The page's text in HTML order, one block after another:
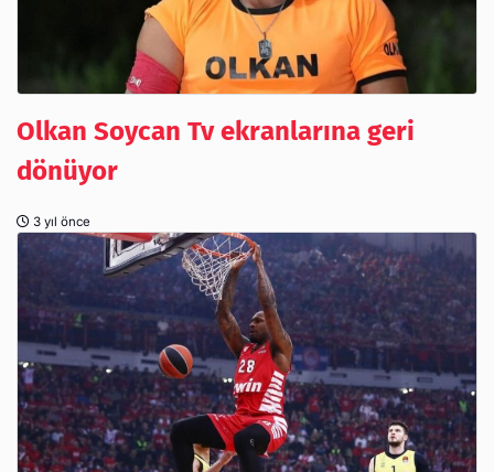
Olkan Soycan Tv ekranlarına geri
dönüyor
3 yıl önce